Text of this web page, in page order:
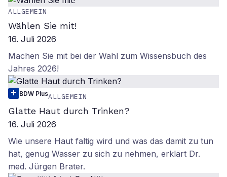
ALLGEMEIN
Wählen Sie mit!
16. Juli 2026
Machen Sie mit bei der Wahl zum Wissensbuch des
Jahres 2026!
BDW PlusALLGEMEIN
Glatte Haut durch Trinken?
16. Juli 2026
Wie unsere Haut faltig wird und was das damit zu tun
hat, genug Wasser zu sich zu nehmen, erklärt Dr.
med. Jürgen Brater.